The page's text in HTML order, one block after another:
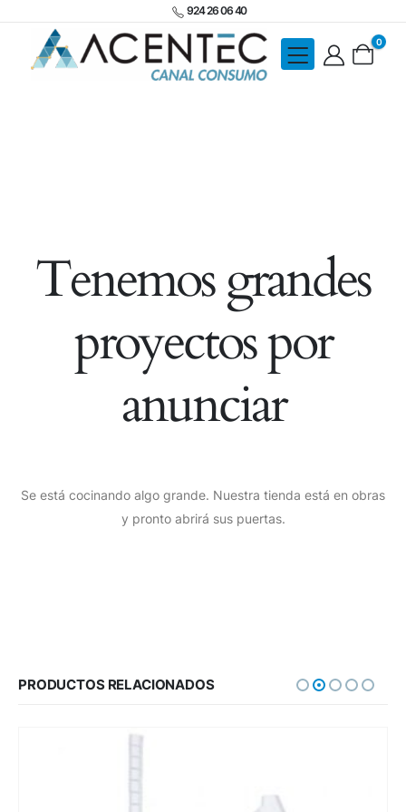
924 26 06 40
0
Tenemos grandes
proyectos por
anunciar
Se está cocinando algo grande. Nuestra tienda está en obras
y pronto abrirá sus puertas.
PRODUCTOS RELACIONADOS